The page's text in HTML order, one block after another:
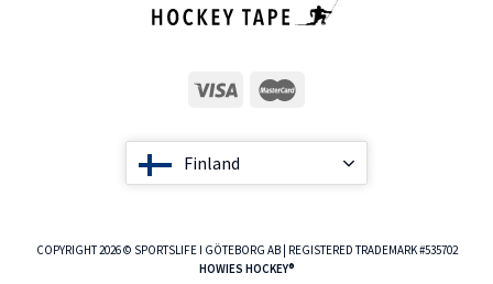
Finland
COPYRIGHT 2026 © SPORTSLIFE I GÖTEBORG AB | REGISTERED TRADEMARK #535702
HOWIES HOCKEY®